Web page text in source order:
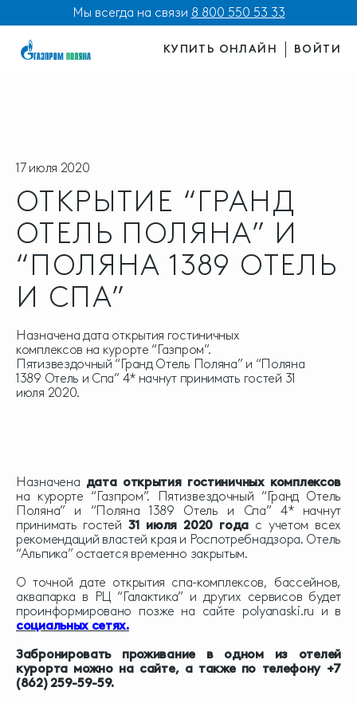
Мы всегда на связи 8 800 550 53 33
КУПИТЬ ОНЛАЙН ВОЙТИ
17 июля 2020
ОТКРЫТИЕ “ГРАНД
ОТЕЛЬ ПОЛЯНА” И
“ПОЛЯНА 1389 ОТЕЛЬ
И СПА”
Назначена дата открытия гостиничных
комплексов на курорте “Газпром”.
Пятизвездочный “Гранд Отель Поляна” и “Поляна
1389 Отель и Спа” 4* начнут принимать гостей 31
июля 2020.
Назначена дата открытия гостиничных комплексов
на курорте “Газпром”. Пятизвездочный “Гранд Отель
Поляна” и “Поляна 1389 Отель и Спа” 4* начнут
принимать гостей 31 июля 2020 годас учетом всех
рекомендаций властей края и Роспотребнадзора. Отель
“Альпика” остается временно закрытым.
О точной дате открытия спа-комплексов, бассейнов,
аквапарка в РЦ “Галактика” и других сервисов будет
проинформировано позже на сайте polyanaski.ru и в
социальных сетях.
Забронировать проживание в одном из отелей
курорта можно на сайте, а также по телефону +7
(862) 259-59-59.